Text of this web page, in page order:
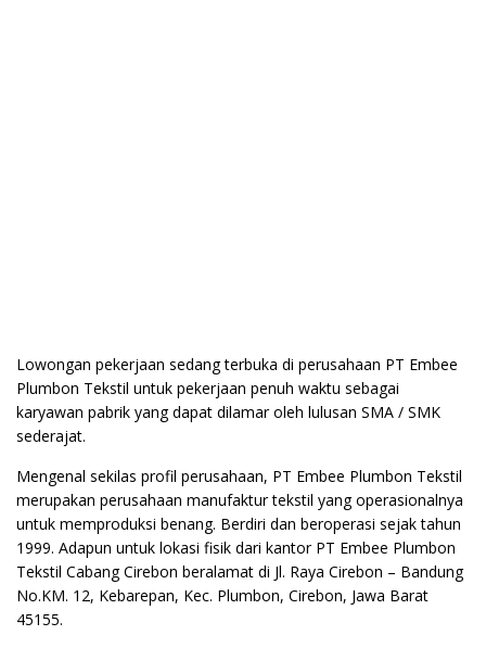
Lowongan pekerjaan sedang terbuka di perusahaan PT Embee
Plumbon Tekstil untuk pekerjaan penuh waktu sebagai
karyawan pabrik yang dapat dilamar oleh lulusan SMA / SMK
sederajat.
Mengenal sekilas profil perusahaan, PT Embee Plumbon Tekstil
merupakan perusahaan manufaktur tekstil yang operasionalnya
untuk memproduksi benang. Berdiri dan beroperasi sejak tahun
1999. Adapun untuk lokasi fisik dari kantor PT Embee Plumbon
Tekstil Cabang Cirebon beralamat di Jl. Raya Cirebon – Bandung
No.KM. 12, Kebarepan, Kec. Plumbon, Cirebon, Jawa Barat
45155.